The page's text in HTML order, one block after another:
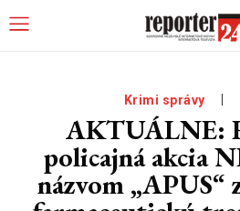
Krimi správy
AKTUÁLNE:
policajná akcia
názvom „APUS“